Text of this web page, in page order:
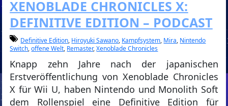
XENOBLADE CHRONICLES X:
DEFINITIVE EDITION – PODCAST
Definitive Edition, Hiroyuki Sawano, Kampfsystem, Mira, Nintendo
Switch,offene Welt, Remaster,Xenoblade Chronicles
Knapp zehn Jahre nach der japanischen
Erstveröffentlichung von Xenoblade Chronicles
X für Wii U, haben Nintendo und Monolith Soft
dem Rollenspiel eine Definitive Edition für